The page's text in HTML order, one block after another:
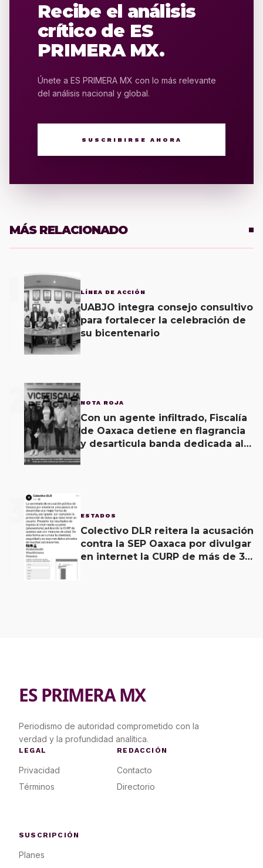
Recibe el análisis
crítico de ES
PRIMERA MX.
Únete a ES PRIMERA MX con lo más relevante
del análisis nacional y global.
SUSCRIBIRSE AHORA
MÁS RELACIONADO
LÍNEA DE ACCIÓN
UABJO integra consejo consultivo
para fortalecer la celebración de
su bicentenario
2 NOTA ROJA
Con un agente infiltrado, Fiscalía
de Oaxaca detiene en flagrancia
y desarticula banda dedicada al
3 ESTADOS
Colectivo DLR reitera la acusación
contra la SEP Oaxaca por divulgar
en internet la CURP de más de 30
ES PRIMERA MX
Periodismo de autoridad comprometido con la
verdad y la profundidad analítica.
LEGAL
Privacidad
Términos
REDACCIÓN
Contacto
Directorio
SUSCRIPCIÓN
Planes